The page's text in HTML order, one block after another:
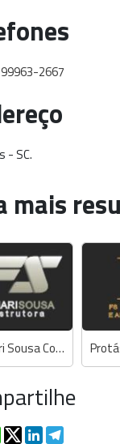
2667
- SC.
mais
Fornari Sousa Construtora
WhatsApp
TwitterLinkedIn